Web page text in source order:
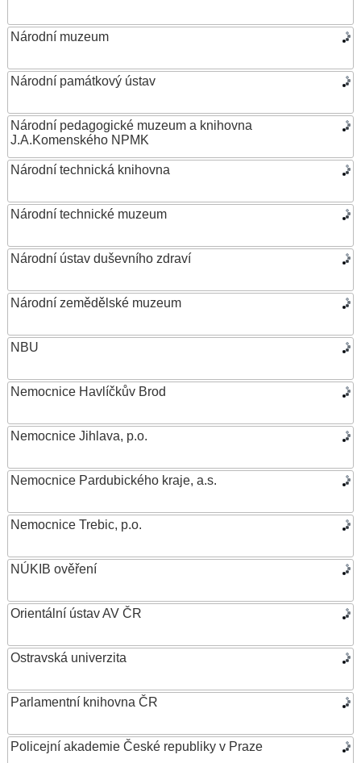
Národní muzeum
Národní památkový ústav
Národní pedagogické muzeum a knihovna
J.A.Komenského NPMK
Národní technická knihovna
Národní technické muzeum
Národní ústav duševního zdraví
Národní zemědělské muzeum
NBU
Nemocnice Havlíčkův Brod
Nemocnice Jihlava, p.o.
Nemocnice Pardubického kraje, a.s.
Nemocnice Trebic, p.o.
NÚKIB ověření
Orientální ústav AV ČR
Ostravská univerzita
Parlamentní knihovna ČR
Policejní akademie České republiky v Praze